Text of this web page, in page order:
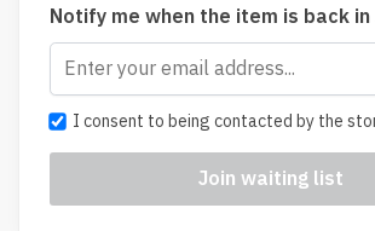
Notify me when the item is back
I consent to being contacted by the